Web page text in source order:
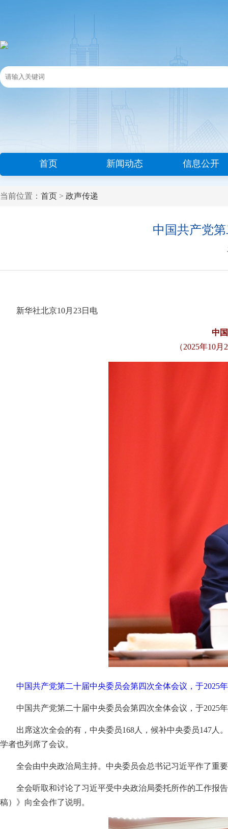
首页 新闻动态 信息公开
当前位置： 首页 > 政声传递
中国共产党
新华社北京10月23日电
中
（2025年10
中国共产党第二十届中央委员会第四次全体会议，于2025
中国共产党第二十届中央委员会第四次全体会议，于2025
出席这次全会的有，中央委员168人，候补中央委员147
学者也列席了会议。
全会由中央政治局主持。中央委员会总书记习近平作了重
全会听取和讨论了习近平受中央政治局委托所作的工作报
稿）》向全会作了说明。